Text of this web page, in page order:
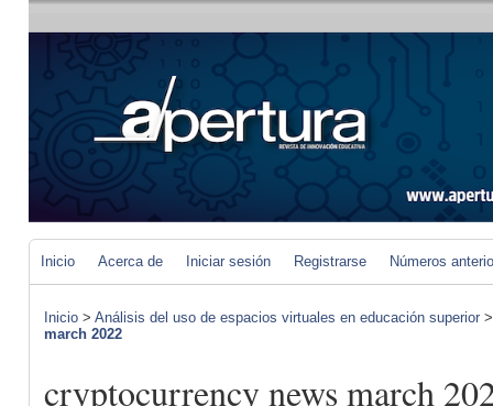
Inicio Acerca de Iniciar sesión Registrarse Números
Inicio > Análisis del uso de espacios virtuales en educación superior
march 2022
cryptocurrency news march